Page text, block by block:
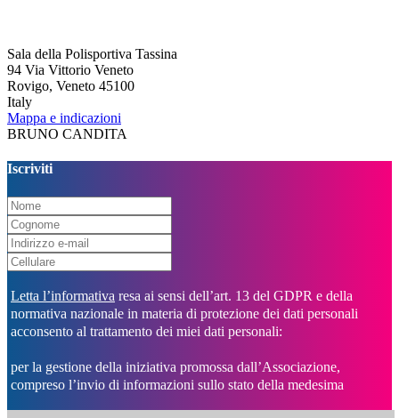
Sala della Polisportiva Tassina
94 Via Vittorio Veneto
Rovigo, Veneto 45100
Italy
Mappa e indicazioni
BRUNO CANDITA
Iscriviti
Letta l’informativa resa ai sensi dell’art. 13 del GDPR e della
normativa nazionale in materia di protezione dei dati personali
acconsento al trattamento dei miei dati personali:
per la gestione della iniziativa promossa dall’Associazione,
compreso l’invio di informazioni sullo stato della medesima